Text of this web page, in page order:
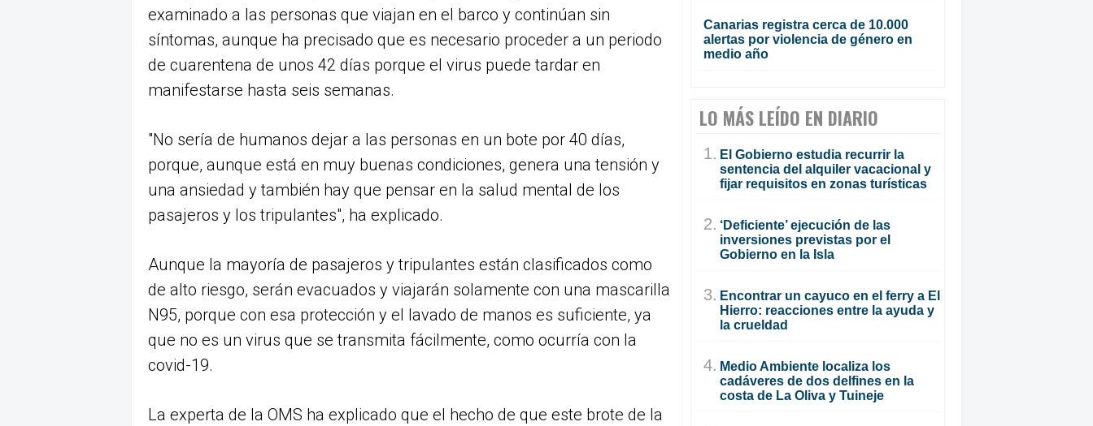
examinado a las personas que viajan en el barco y continúan sin
síntomas, aunque ha precisado que es necesario proceder a un periodo
de cuarentena de unos 42 días porque el virus puede tardar en
manifestarse hasta seis semanas.
"No sería de humanos dejar a las personas en un bote por 40 días,
porque, aunque está en muy buenas condiciones, genera una tensión y
una ansiedad y también hay que pensar en la salud mental de los
pasajeros y los tripulantes", ha explicado.
Aunque la mayoría de pasajeros y tripulantes están clasificados como
de alto riesgo, serán evacuados y viajarán solamente con una mascarilla
N95, porque con esa protección y el lavado de manos es suficiente, ya
que no es un virus que se transmita fácilmente, como ocurría con la
covid-19.
La experta de la OMS ha explicado que el hecho de que este brote de la
Canarias registra cerca de 10.000
alertas por violencia de género en
medio año
LO MÁS LEÍDO EN DIARIO
1. El Gobierno estudia recurrir la
sentencia del alquiler vacacional y
fijar requisitos en zonas turísticas
2. ‘Deficiente’ ejecución de las
inversiones previstas por el
Gobierno en la Isla
3. Encontrar un cayuco en el ferry a El
Hierro: reacciones entre la ayuda y
la crueldad
4. Medio Ambiente localiza los
cadáveres de dos delfines en la
costa de La Oliva y Tuineje